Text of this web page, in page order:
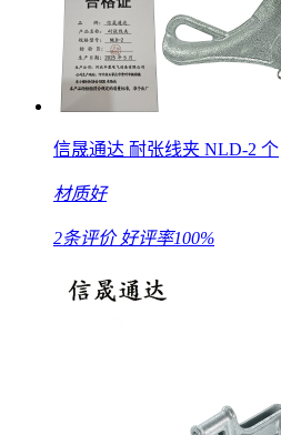
信晟通达 耐张线夹 NLD-2 个
材质好
2条评价 好评率100%